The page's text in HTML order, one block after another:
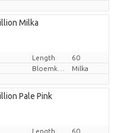
Milka
Length
60
Milka
Pale Pink
Length
60